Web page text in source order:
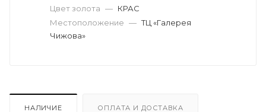
Цвет золота — КРАС
Местоположение — ТЦ «Галерея
Чижова»
НАЛИЧИЕ ОПЛАТА И ДОСТАВКА